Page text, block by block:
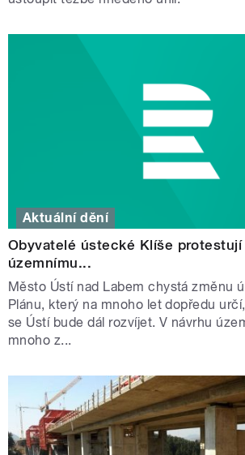
Aktuální dění
Obyvatelé ústecké Klíše
územnímu...
Město Ústí nad Labem chystá změnu
Plánu, který na mnoho let dopředu
se Ústí bude dál rozvíjet. V návrhu
mnoho z...